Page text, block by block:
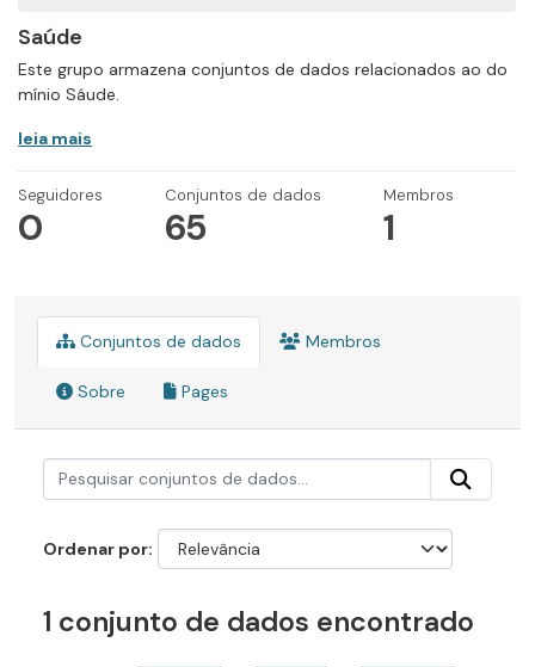
Saúde
Este grupo armazena conjuntos de dados relacionados ao do
mínio Sáude.
leia mais
Seguidores
0
Conjuntos de dados
65
Membros
1
Conjuntos de dados Membros
Sobre Pages
Ordenar por
1 conjunto de dados encontrado